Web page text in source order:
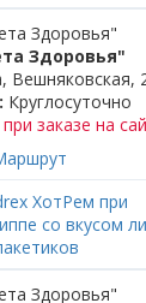
Здоровья"
Вешняковская,
Круглосуточно
заказе на
ХотРем при
со вкусом